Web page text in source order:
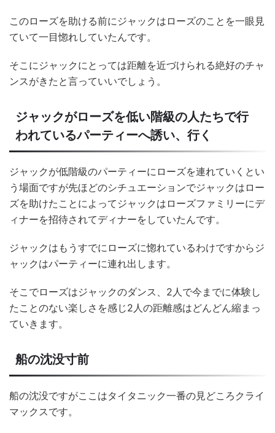
このローズを助ける前にジャックはローズのことを一眼見
ていて一目惚れしていたんです。
そこにジャックにとっては距離を近づけられる絶好のチャ
ンスがきたと言っていいでしょう。
ジャックがローズを低い階級の人たちで行
われているパーティーへ誘い、行く
ジャックが低階級のパーティーにローズを連れていくとい
う場面ですが先ほどのシチュエーションでジャックはロー
ズを助けたことによってジャックはローズファミリーにデ
ィナーを招待されてディナーをしていたんです。
ジャックはもうすでにローズに惚れているわけですからジ
ャックはパーティーに連れ出します。
そこでローズはジャックのダンス、2人で今までに体験し
たことのない楽しさを感じ2人の距離感はどんどん縮まっ
ていきます。
船の沈没寸前
船の沈没ですがここはタイタニック一番の見どころクライ
マックスです。